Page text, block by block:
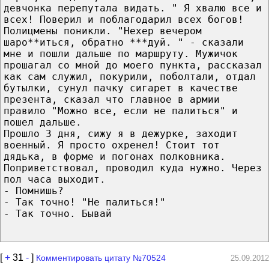
девчонка перепутала видать. " Я хвалю все и
всех! Поверил и поблагодарил всех богов!
Полицмены поникли. "Нехер вечером
шаро**иться, обратно ***дуй. " - сказали
мне и пошли дальше по маршруту. Мужичок
прошагал со мной до моего пункта, рассказал
как сам служил, покурили, поболтали, отдал
бутылки, сунул пачку сигарет в качестве
презента, сказал что главное в армии
правило "Можно все, если не палиться" и
пошел дальше.
Прошло 3 дня, сижу я в дежурке, заходит
военный. Я просто охренел! Стоит тот
дядька, в форме и погонах полковника.
Поприветствовал, проводил куда нужно. Через
пол часа выходит.
- Помнишь?
- Так точно! "Не палиться!"
- Так точно. Бывай
[+ 31 - ] Комментировать цитату №70524 25.09.2012